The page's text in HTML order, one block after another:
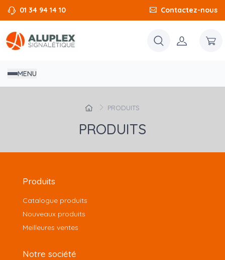
01 34 94 14 10 Contactez-nous
MENU
PRODUITS
PRODUITS
Produits
Catalogue produits
Nouveaux produits
Meilleures ventes
Notre société